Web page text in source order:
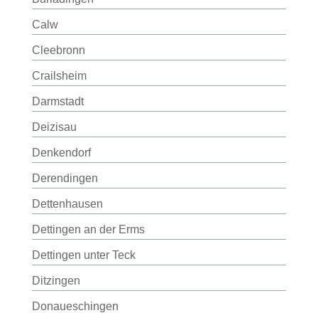
Calw
Cleebronn
Crailsheim
Darmstadt
Deizisau
Denkendorf
Derendingen
Dettenhausen
Dettingen an der Erms
Dettingen unter Teck
Ditzingen
Donaueschingen